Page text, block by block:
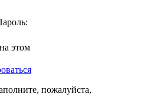
этом
пожалуйста,